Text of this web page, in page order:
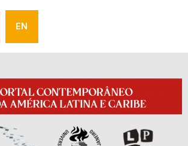
EN